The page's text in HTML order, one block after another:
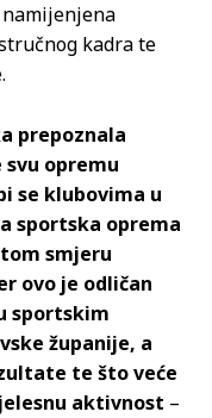
namijenjena
kadra te
prepoznala
opremu
se klubovima u
sportska oprema
smjeru
ovo je odličan
sportskim
županije, a
te što veće
aktivnost –